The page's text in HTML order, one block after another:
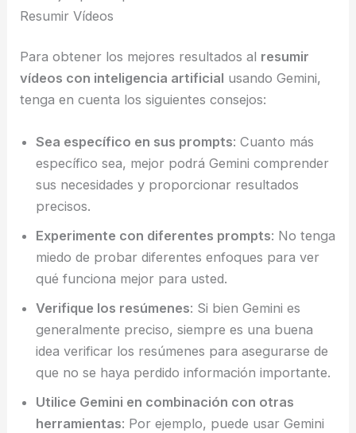
Resumir Vídeos
Para obtener los mejores resultados al resumir
vídeos con inteligencia artificial usando Gemini,
tenga en cuenta los siguientes consejos:
Sea específico en sus prompts: Cuanto más
específico sea, mejor podrá Gemini comprender
sus necesidades y proporcionar resultados
precisos.
Experimente con diferentes prompts: No tenga
miedo de probar diferentes enfoques para ver
qué funciona mejor para usted.
Verifique los resúmenes: Si bien Gemini es
generalmente preciso, siempre es una buena
idea verificar los resúmenes para asegurarse de
que no se haya perdido información importante.
Utilice Gemini en combinación con otras
herramientas: Por ejemplo, puede usar Gemini